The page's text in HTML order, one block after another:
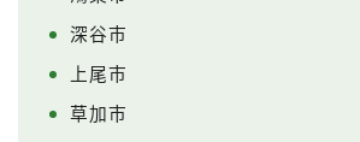
深谷市
上尾市
草加市